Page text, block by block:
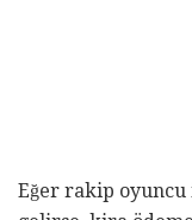
Eğer rakip